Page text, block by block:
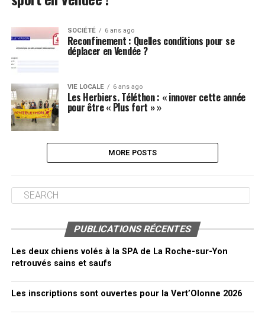
SOCIÉTÉ 6 ans ago
Reconfinement : Quelles conditions pour se
déplacer en Vendée ?
VIE LOCALE 6 ans ago
Les Herbiers. Téléthon : « innover cette année
pour être « Plus fort » »
MORE POSTS
PUBLICATIONS RÉCENTES
Les deux chiens volés à la SPA de La Roche-sur-Yon
retrouvés sains et saufs
Les inscriptions sont ouvertes pour la Vert’Olonne 2026